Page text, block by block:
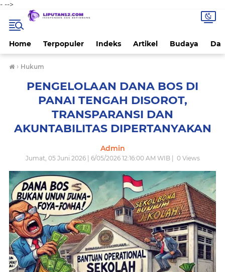
- -->
Home Terpopuler Indeks Artikel Budaya
› Hukum
PENGELOLAAN DANA BOS DI
PANAI TENGAH DISOROT,
TRANSPARANSI DAN
AKUNTABILITAS DIPERTANYAKAN
Admin
Jumat, 05 Juni 2026 | 6/05/2026 12:16:00 AM WIB | 0Views